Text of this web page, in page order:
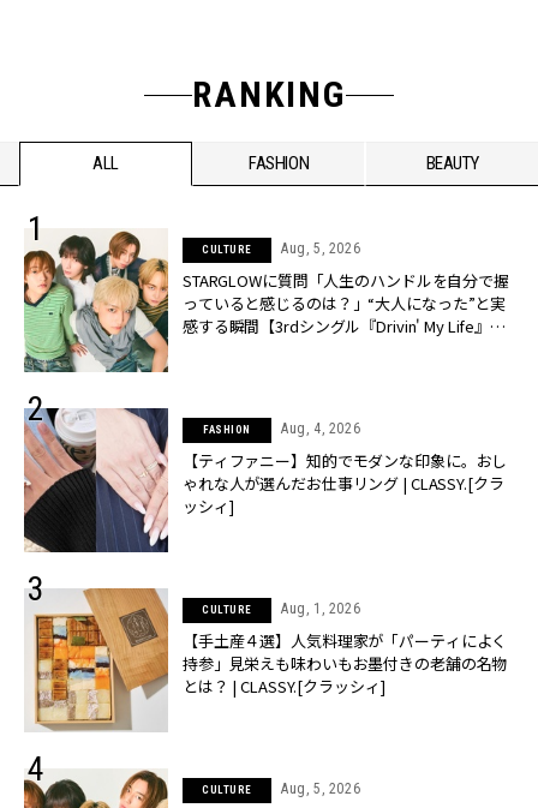
RANKING
ALL FASHION BEAUTY
CULTURE Aug, 5, 2026
STARGLOWに質問「人生のハンドルを自分で握
っていると感じるのは？」“大️人になった”と実
感する瞬間【3rdシングル『Drivin' My Life』発
FASHION Aug, 4, 2026
【ティファニー】知的でモダンな印象に。おし
ゃれな人が選んだお仕事リング | CLASSY.[クラ
ッシィ]
CULTURE Aug, 1, 2026
【手土産４選】人気料理家が「パーティによく
持参」見栄えも味わいもお墨付きの老舗の名物
とは？ | CLASSY.[クラッシィ]
CULTURE Aug, 5, 2026